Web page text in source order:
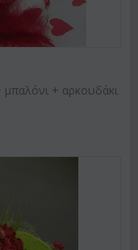
μπαλόνι + αρκουδάκι